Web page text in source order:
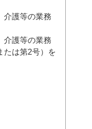
介護等の業務
介護等の業務
たは第2号）を